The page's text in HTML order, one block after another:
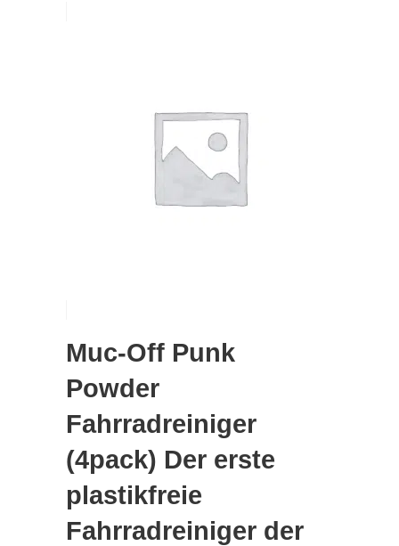
Muc-Off Punk
Powder
Fahrradreiniger
(4pack) Der erste
plastikfreie
Fahrradreiniger der